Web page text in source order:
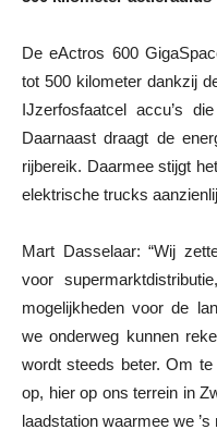
De eActros 600
tot 500 kilometer dankzij
IJzerfosfaatcel accu’s
Daarnaast draagt de
rijbereik. Daarmee stijgt
elektrische trucks
Mart Dasselaar: “Wij
voor
mogelijkheden voor de
we onderweg kunnen
wordt steeds beter. Om
op, hier op ons terrein in
laadstation waarmee we